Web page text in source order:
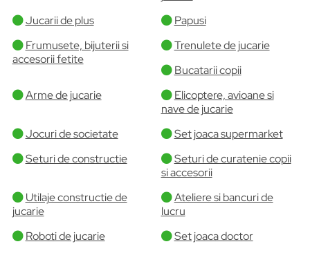
Jucarii de plus
Papusi
Frumusete, bijuterii si
accesorii fetite
Trenulete de jucarie
Bucatarii copii
Arme de jucarie
Elicoptere, avioane si
nave de jucarie
Jocuri de societate
Set joaca supermarket
Seturi de constructie
Seturi de curatenie copii
si accesorii
Utilaje constructie de
jucarie
Ateliere si bancuri de
lucru
Roboti de jucarie
Set joaca doctor